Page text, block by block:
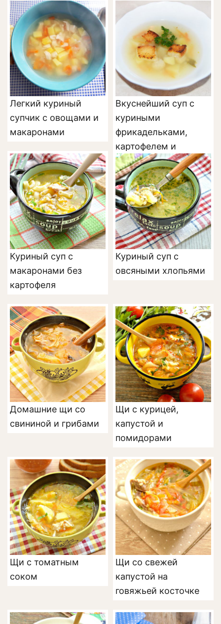
Легкий куриный
супчик с овощами и
макаронами
Вкуснейший суп с
куриными
фрикадельками,
картофелем и
сухариками
Куриный суп с
макаронами без
картофеля
Куриный суп с
овсяными хлопьями
Домашние щи со
свининой и грибами
Щи с курицей,
капустой и
помидорами
Щи с томатным
соком
Щи со свежей
капустой на
говяжьей косточке